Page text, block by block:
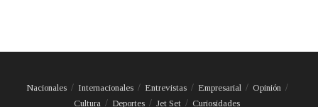
Nacionales Internacionales Entrevistas Empresarial
Opinión
Cultura
Deportes Jet Set Curiosidades